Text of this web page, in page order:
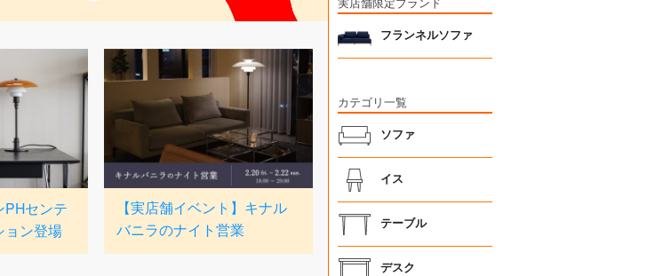
実店舗限定ブランド
フランネルソファ
カテゴリ一覧
ソファ
イス
テーブル
デスク